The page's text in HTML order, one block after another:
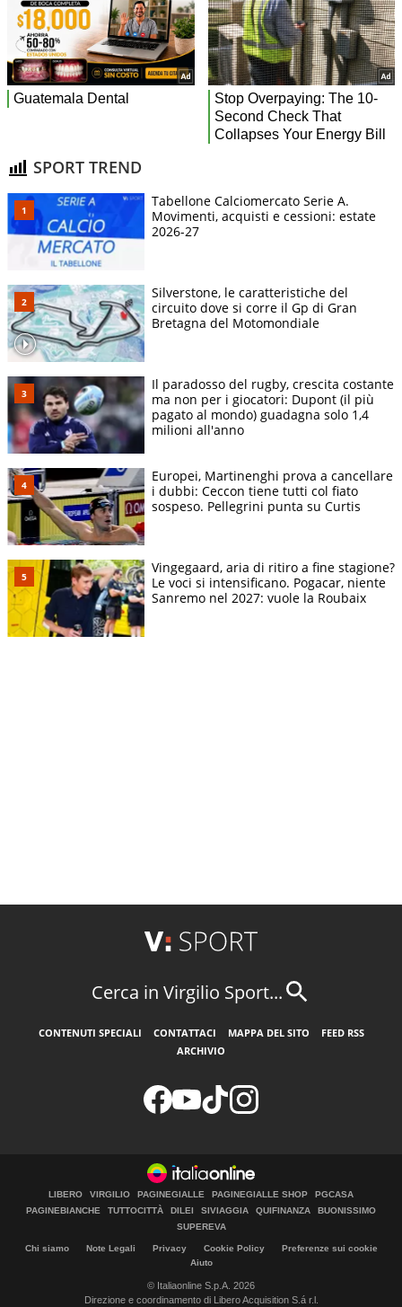
SPORT TREND
Tabellone Calciomercato Serie A.
Movimenti, acquisti e cessioni: estate
2026-27
Silverstone, le caratteristiche del
circuito dove si corre il Gp di Gran
Bretagna del Motomondiale
Il paradosso del rugby, crescita costante
ma non per i giocatori: Dupont (il più
pagato al mondo) guadagna solo 1,4
milioni all'anno
Europei, Martinenghi prova a cancellare
i dubbi: Ceccon tiene tutti col fiato
sospeso. Pellegrini punta su Curtis
Vingegaard, aria di ritiro a fine stagione?
Le voci si intensificano. Pogacar, niente
Sanremo nel 2027: vuole la Roubaix
Cerca in Virgilio Sport...
CONTENUTI SPECIALI CONTATTACI MAPPA DEL SITO
FEED RSS
ARCHIVIO
LIBERO VIRGILIO PAGINEGIALLE PAGINEGIALLE SHOP
PGCASA
PAGINEBIANCHE
TUTTOCITTÀ DILEI SIVIAGGIA QUIFINANZA
BUONISSIMO
SUPEREVA
Chi siamo Note Legali Privacy Cookie Policy
Preferenze sui cookie
Aiuto
© Italiaonline S.p.A. 2026
Direzione e coordinamento di Libero Acquisition S.á r.l.